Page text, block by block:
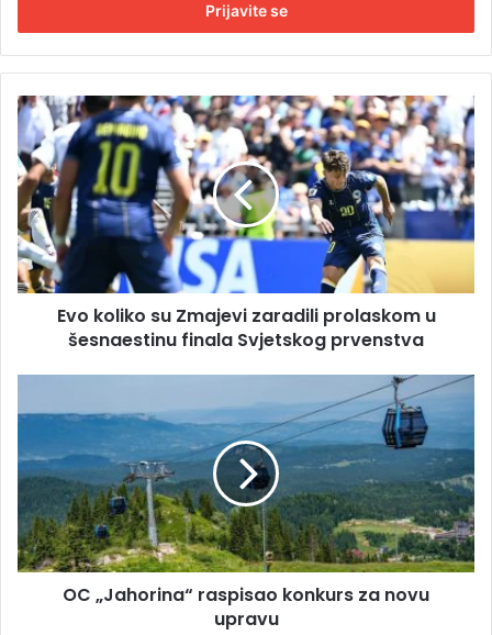
i
t
E
m
a
i
l
a
d
r
e
E
o
k
l
i
k
o
e
v
z
a
r
Evo koliko su Zmajevi zaradili prolaskom u
šesnaestinu finala Svjetskog prvenstva
C
J
a
h
o
r
i
OC „Jahorina“ raspisao konkurs za novu
upravu